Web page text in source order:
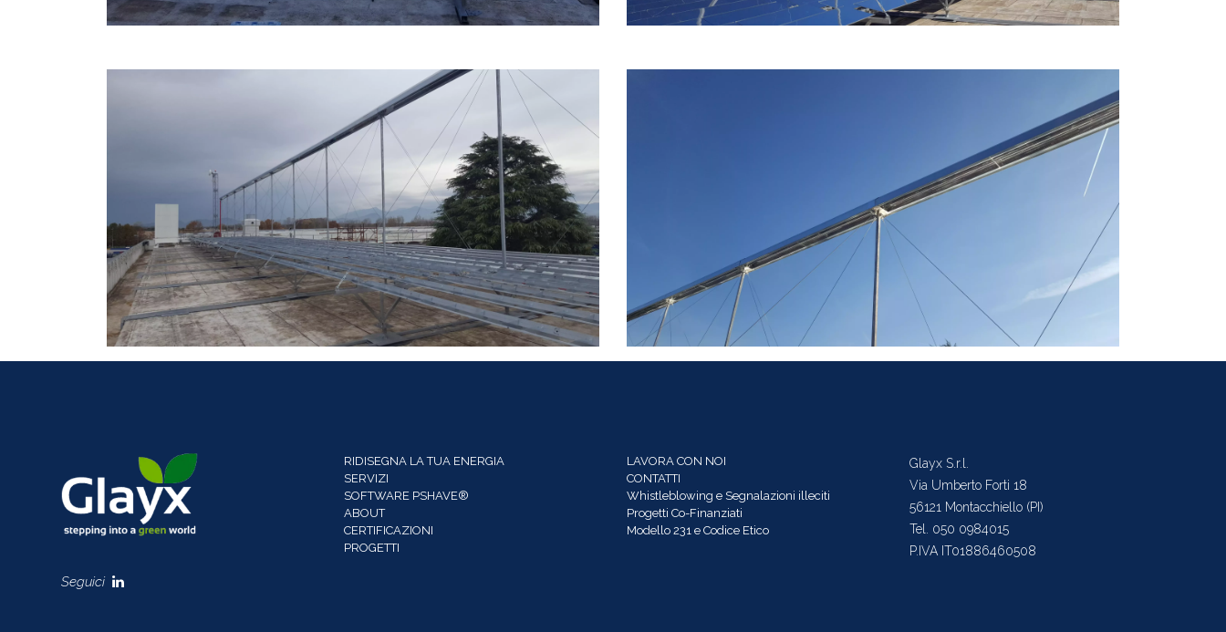
RIDISEGNA LA TUA ENERGIA
SERVIZI
SOFTWARE PSHAVE®
ABOUT
CERTIFICAZIONI
PROGETTI
LAVORA CON NOI
CONTATTI
Whistleblowing e Segnalazioni illeciti
Progetti Co-Finanziati
Modello 231 e Codice Etico
Glayx S.r.l.
Via Umberto Forti 18
56121 Montacchiello (PI)
Tel. 050 0984015
P.IVA IT01886460508